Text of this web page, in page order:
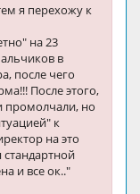
я перехожу к
на 23
в
после чего
После этого,
промолчали, но
к
на это
стандартной
и все ок.."